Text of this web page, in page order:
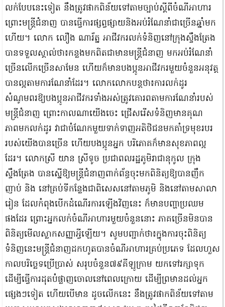
លក់បែបនេះទៀត នឹងត្រូវផាកពិន័យទៅតាមច្បាប់ស្តីពីចំណីអាហារ
ព្រោះមន្ត្រីជំនាញ បានធ្វើការផ្សព្វផ្សាយនិងអប់រំណែនាំជាច្រើនឆ្នាំមក
ហើយ។ លោក លឿង ណារ័ត្ន អាជីវករលក់ទំនិញនៅក្រុងស្ទឹងត្រែង
បានទទួលស្គាល់ថា៖កន្លងមកពិតជាមានមន្ត្រីជំនាញ មកអប់រំណែនាំ
ច្រើនលើកច្រើនសាមែន ហើយក៏មានបងប្អូនអាជីវករមួយចំនួនអនុវត្ត
បានល្អតាមការណែនាំដែរ។ លោកលោកបន្តថា៖ការលក់ដូរ
សំណូមពរឱ្យបងប្អូនអាជីវករទាំងអស់ត្រូវគោរពតាមការណែនាំរបស់
មន្ត្រីជំនាញ ព្រោះកាលណាយើងចេះ ជ្រើសរើសទំនិញមានគុណ
ភាពមកលក់ដូរ វាជាចំណែកមួយទាក់ទាញអតិថិជនមកគាំទ្រមុខរបរ
របស់យើងបានច្រើន ហើយបងប្អូនអ្នក បរិភោគក៏មានសុខភាពល្អ
ដែរ។ លោកស្រី យាន ស្រីទូច ប្រជាពលរដ្ឋភូមិរាជានុកូល ក្រុង
ស្ទឹងត្រែង បានស្នើឱ្យមន្ត្រីជំនាញពាក់ព័ន្ធចុះមកពិនិត្យឱ្យបានញឹក
ញាប់ និង នៅគ្រប់ទីកន្លែងជាពិសេសនៅតាមភូមិ និងនៅតាមសាលា
រៀន ដែលកំពុងបើកដំណើរការឡើងវិញនេះ ក៏មានបញ្ហាប្រឈម
ផងដែរ ព្រោះអ្នកលក់ចំណីអាហារមួយចំនួននោះ ភាគច្រើនមិនបាន
ពិនិត្យមើលស្លាកសញ្ញាអ្វីឡើយ។ សូមបញ្ជាក់ថា៖ក្នុងការចុះពិនិត្យ
ទំនិញនេះមន្ត្រីជំនាញដកហូតបានចំណីអាហារគ្រប់ប្រភេទ ដែលហួស
កាលបរិច្ឆេទប្រើប្រាស់ សរុបចំនួន៧៩គីឡូក្រាម យកទៅរក្សាទុក
ដើម្បីធ្វើការដុតបំផ្លាញចោលនៅពេលក្រោយ ដើម្បីព្រមានដល់អ្នក
ផ្សេងៗទៀត ហើយបើមាន ដូចលើកនេះ នឹងត្រូវផាកពិន័យទៅតាម